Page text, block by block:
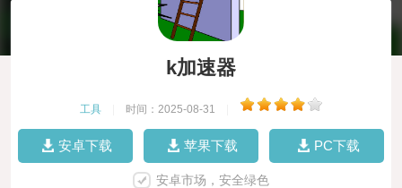
k加速器
工具 时间：2025-08-31
安卓下载 苹果下载 PC下载
安卓市场，安全绿色